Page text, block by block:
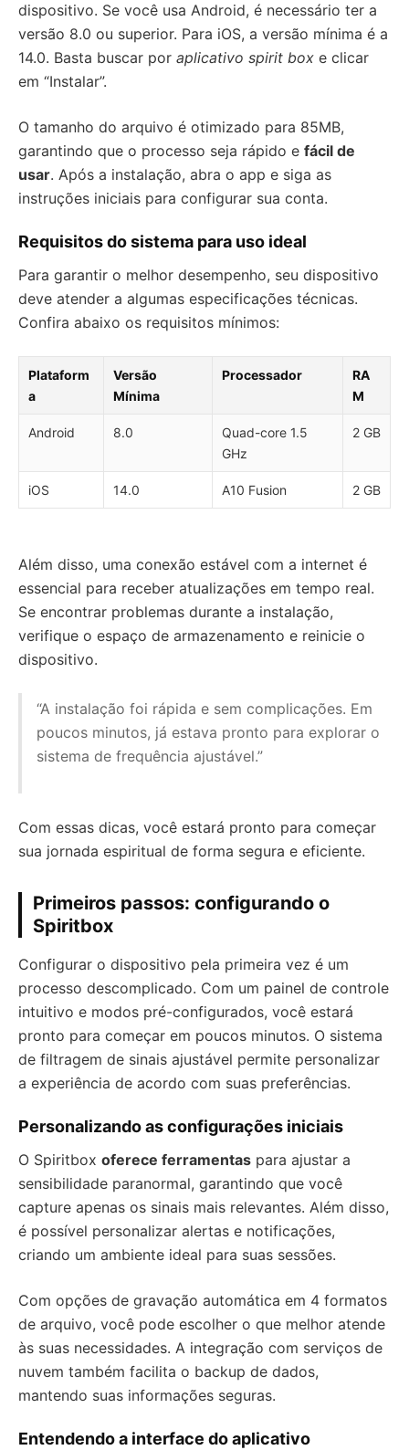
dispositivo. Se você usa Android, é necessário ter a
versão 8.0 ou superior. Para iOS, a versão mínima é a
14.0. Basta buscar por aplicativo spirit box e clicar
em “Instalar”.
O tamanho do arquivo é otimizado para 85MB,
garantindo que o processo seja rápido e fácil de
usar. Após a instalação, abra o app e siga as
instruções iniciais para configurar sua conta.
Requisitos do sistema para uso ideal
Para garantir o melhor desempenho, seu dispositivo
deve atender a algumas especificações técnicas.
Confira abaixo os requisitos mínimos:
Plataform
a
Versão
Mínima
Processador
RA
M
Android 8.0
Quad-core 1.5
GHz
2 GB
iOS 14.0 A10 Fusion 2 GB
Além disso, uma conexão estável com a internet é
essencial para receber atualizações em tempo real.
Se encontrar problemas durante a instalação,
verifique o espaço de armazenamento e reinicie o
dispositivo.
“A instalação foi rápida e sem complicações. Em
poucos minutos, já estava pronto para explorar o
sistema de frequência ajustável.”
Com essas dicas, você estará pronto para começar
sua jornada espiritual de forma segura e eficiente.
Primeiros passos: configurando o
Spiritbox
Configurar o dispositivo pela primeira vez é um
processo descomplicado. Com um painel de controle
intuitivo e modos pré-configurados, você estará
pronto para começar em poucos minutos. O sistema
de filtragem de sinais ajustável permite personalizar
a experiência de acordo com suas preferências.
Personalizando as configurações iniciais
O Spiritbox oferece ferramentas para ajustar a
sensibilidade paranormal, garantindo que você
capture apenas os sinais mais relevantes. Além disso,
é possível personalizar alertas e notificações,
criando um ambiente ideal para suas sessões.
Com opções de gravação automática em 4 formatos
de arquivo, você pode escolher o que melhor atende
às suas necessidades. A integração com serviços de
nuvem também facilita o backup de dados,
mantendo suas informações seguras.
Entendendo a interface do aplicativo